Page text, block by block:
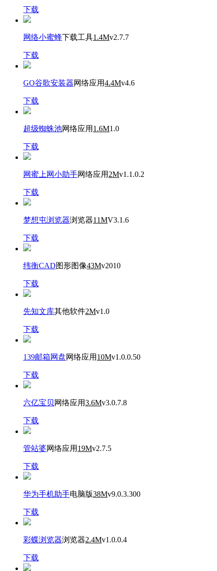
下载
网络小蜜蜂下载工具1.4Mv2.7.7
下载
GO谷歌安装器网络应用4.4Mv4.6
下载
超级蜘蛛池网络应用 1.6M1.0
下载
网蜜上网小助手网络应用 2Mv1.1.0.2
下载
梦想屯浏览器浏览器11MV3.1.6
下载
纬衡CAD图形图像43Mv2010
下载
先知文库其他软件2Mv1.0
下载
139邮箱网盘网络应用 10Mv1.0.0.50
下载
六亿宝贝 网络应用3.6Mv3.0.7.8
下载
管站婆网络应用 19Mv2.7.5
下载
华为手机助手电脑版38Mv9.0.3.300
下载
彩蝶浏览器浏览器2.4Mv1.0.0.4
下载